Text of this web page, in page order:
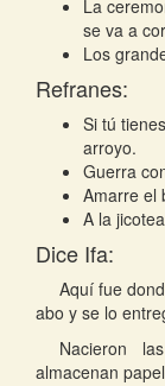
La
se va a
Los
Refranes:
Si tú
arroyo.
Guerra
Amarre el
A la
Dice Ifa:
Aquí fue
abo y se lo
Nacieron
almacenan